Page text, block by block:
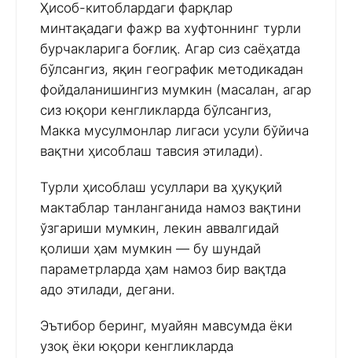
Ҳисоб-китоблардаги фарқлар
минтақадаги фажр ва хуфтоннинг турли
бурчакларига боғлиқ. Агар сиз саёҳатда
бўлсангиз, яқин географик методикадан
фойдаланишингиз мумкин (масалан, агар
сиз юқори кенгликларда бўлсангиз,
Макка мусулмонлар лигаси усули бўйича
вақтни ҳисоблаш тавсия этилади).
Турли ҳисоблаш усуллари ва ҳуқуқий
мактаблар танланганида намоз вақтини
ўзгариши мумкин, лекин аввалгидай
қолиши ҳам мумкин — бу шундай
параметрларда ҳам намоз бир вақтда
адо этилади, дегани.
Эътибор беринг, муайян мавсумда ёки
узоқ ёки юқори кенгликларда